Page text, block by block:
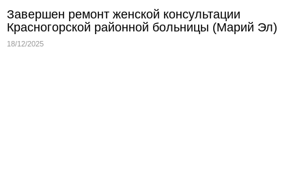
Завершен ремонт женской консультации
Красногорской районной больницы (Марий Эл)
18/12/2025